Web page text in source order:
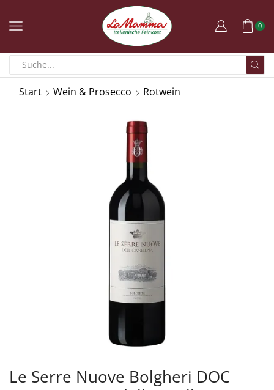
0
Start Wein & Prosecco Rotwein
Le Serre Nuove Bolgheri DOC